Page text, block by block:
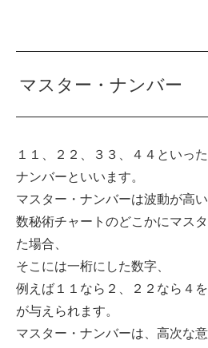
マスター・ナンバー
１１、２２、３３、４４といっ
ナンバーといいます。
マスター・ナンバーは波動が高い
数秘術チャートのどこかにマス
た場合、
そこには一桁にした数字、
例えば１１なら２、２２なら４
が与えられます。
マスター・ナンバーは、高次な